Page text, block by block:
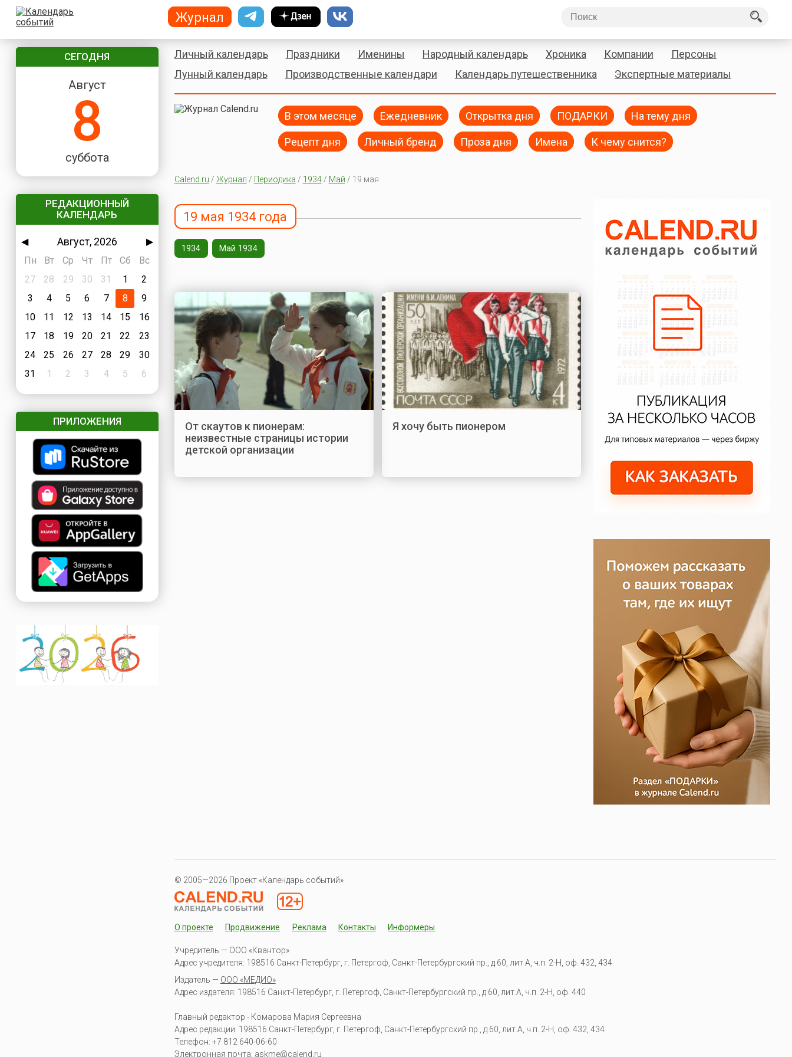
СЕГОДНЯ
Август
8
суббота
РЕДАКЦИОННЫЙ
КАЛЕНДАРЬ
◀ Август, 2026
▶
Пн
Вт Ср Чт Пт Сб
Вс
27
28 29 30 31 1
2
3
4 5 6 7 8
9
10
11 12 13 14 15
16
17
18 19 20 21 22
23
24
25 26 27 28 29
30
31
1 2 3 4 5 6
ПРИЛОЖЕНИЯ
Личный календарь Праздники Именины Народный календарь Хроника Компании
Персоны
Лунный календарь
Производственные календари Календарь путешественника Экспертные материалы
В этом месяце Ежедневник Открытка дня ПОДАРКИ На тему дня
Рецепт дня Личный бренд Проза дня Имена К чему снится?
Calend.ru / Журнал / Периодика / 1934/ Май / 19 мая
19 мая 1934 года
1934 Май 1934
От скаутов к пионерам:
неизвестные страницы истории
детской организации
Я хочу быть пионером
© 2005—2026 Проект «Календарь событий»
О проекте Продвижение Реклама Контакты Информеры
Учредитель — ООО «Квантор»
Адрес учредителя: 198516 Санкт-Петербург, г. Петергоф, Санкт-Петербургский пр., д.60, лит.А, ч.п. 2-Н, оф. 432, 434
Издатель — ООО «МЕДИО»
Адрес издателя: 198516 Санкт-Петербург, г. Петергоф, Санкт-Петербургский пр., д.60, лит.А, ч.п. 2-Н, оф. 440
Главный редактор - Комарова Мария Сергеевна
Адрес редакции: 198516 Санкт-Петербург, г. Петергоф, Санкт-Петербургский пр., д.60, лит.А, ч.п. 2-Н, оф. 432, 434
Телефон: +7 812 640-06-60
Электронная почта: askme@calend.ru
Журнал